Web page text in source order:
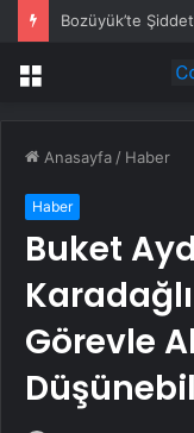
Bozüyük’te
Menü
Anasayfa / Haber
Haber
Buket
Görevle